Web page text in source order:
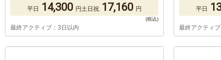
平日 14,300 円土日祝 17,160 円
最終アクティブ：3日以内
平日
最終アクティ